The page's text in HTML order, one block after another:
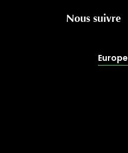
Nous suivre
Europe